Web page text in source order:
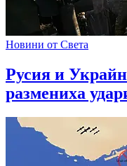
Новини от Света
Русия и
размениха